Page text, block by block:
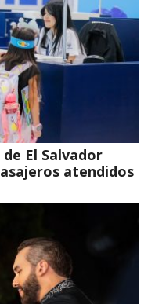
El Salvador
atendidos